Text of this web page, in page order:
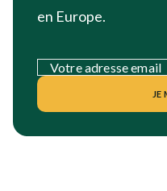
en Europe.
JE